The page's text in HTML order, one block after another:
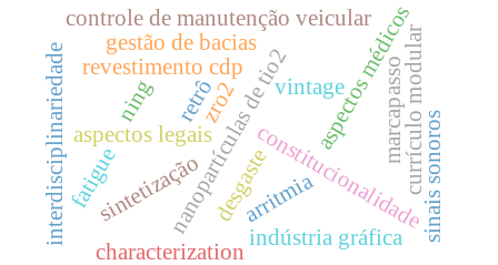
nanopartículas de tio2
ning
constitucionalidade
aspectos legais aspectos médicos
interdisciplinariedade desgaste
revestimento cdp
vintage
retrô
controle de manutenção veicular
currículo modular
arritmia
indústria gráfica
gestão de bacias
sintetização sinais sonoros
marcapasso
zro2
fatigue
characterization